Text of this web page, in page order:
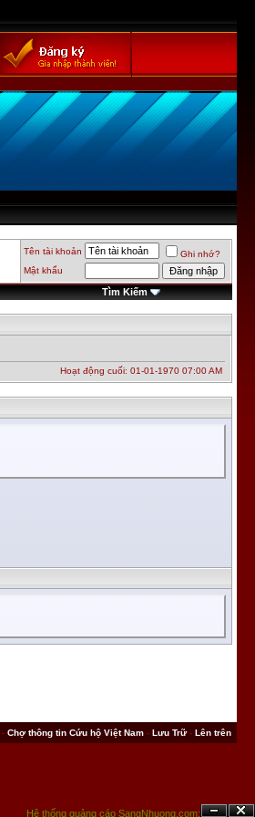
Tên tài khoản
Ghi nhớ?
Mật khẩu
Tìm Kiếm
Hoạt động cuối: 01-01-1970 07:00 AM
Hệ thống quảng cáo SangNhuong.com;
- Chợ thông tin Cứu hộ Việt Nam - Lưu Trữ- Lên trên